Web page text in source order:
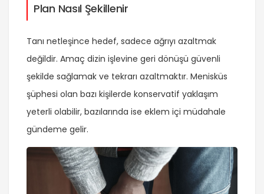
Plan Nasıl Şekillenir
Tanı netleşince hedef, sadece ağrıyı azaltmak
değildir. Amaç dizin işlevine geri dönüşü güvenli
şekilde sağlamak ve tekrarı azaltmaktır. Menisküs
şüphesi olan bazı kişilerde konservatif yaklaşım
yeterli olabilir, bazılarında ise eklem içi müdahale
gündeme gelir.